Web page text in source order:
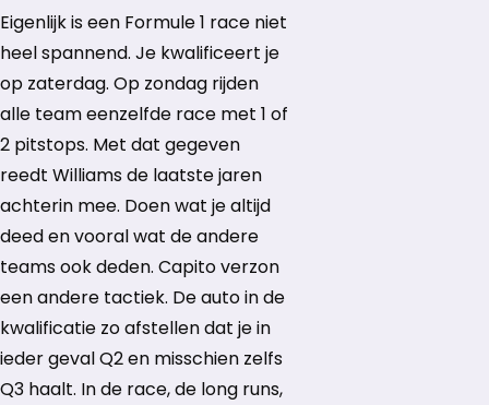
Eigenlijk is een Formule 1 race niet
heel spannend. Je kwalificeert je
op zaterdag. Op zondag rijden
alle team eenzelfde race met 1 of
2 pitstops. Met dat gegeven
reedt Williams de laatste jaren
achterin mee. Doen wat je altijd
deed en vooral wat de andere
teams ook deden. Capito verzon
een andere tactiek. De auto in de
kwalificatie zo afstellen dat je in
ieder geval Q2 en misschien zelfs
Q3 haalt. In de race, de long runs,